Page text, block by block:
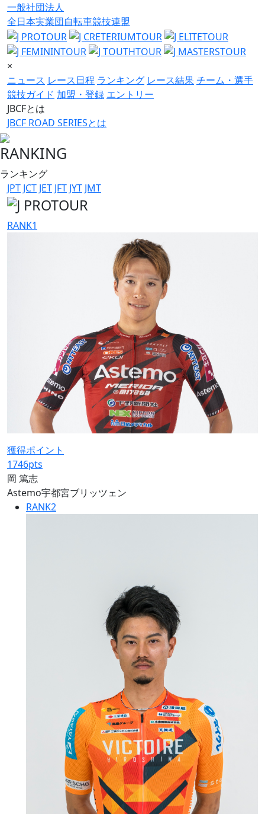
一般社団法人
全日本実業団自転車競技連盟
×
ニュース レース日程 ランキング レース結果チーム・選手
競技ガイド 加盟・登録 エントリー
JBCFとは
JBCF ROAD SERIESとは
RANKING
ランキング
JPT JCT JET JFT JYT JMT
RANK1
獲得ポイント
1746pts
岡 篤志
Astemo宇都宮ブリッツェン
RANK2